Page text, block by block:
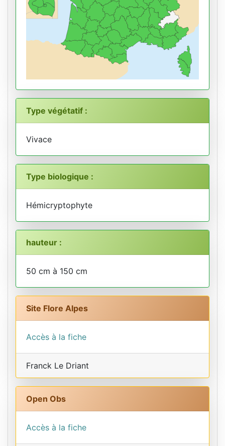
Type végétatif :
Vivace
Type biologique :
Hémicryptophyte
hauteur :
50 cm à 150 cm
Site Flore Alpes
Accès à la fiche
Franck Le Driant
Open Obs
Accès à la fiche